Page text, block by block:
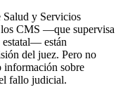
Salud y Servicios
CMS —que supervisa
están
del juez. Pero no
información sobre
fallo judicial.